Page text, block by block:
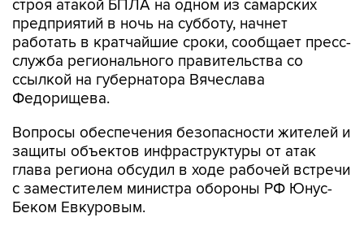
работать в кратчайшие сроки, сообщает пресс-
служба регионального правительства со
ссылкой на губернатора Вячеслава
Федорищева.
Вопросы обеспечения безопасности жителей и
глава региона обсудил в ходе рабочей встречи
с заместителем министра обороны РФ Юнус-
Беком Евкуровым.
"Обстановка у нас, как и во всей стране,